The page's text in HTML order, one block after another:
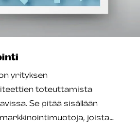
yrityksen
toteuttamista
Se pitää sisällään
joista…